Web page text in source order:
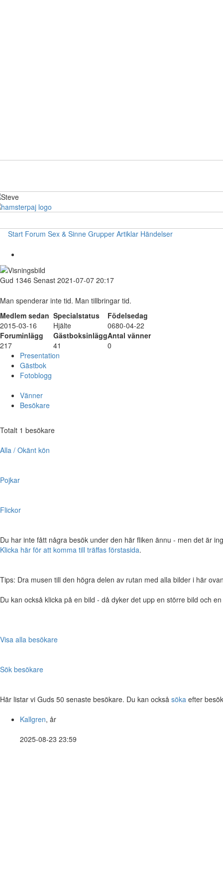
Start Forum Sex & Sinne Grupper Artiklar Händelser
Gud 1346 Senast 2021-07-07 20:17
Man spenderar inte tid. Man tillbringar tid.
Medlem sedan Specialstatus
Födelsedag
2015-03-16
Hjälte
0680-04-22
Foruminlägg
GästboksinläggAntal vänner
217
41
0
Presentation
Gästbok
Fotoblogg
Vänner
Besökare
Totalt 1 besökare
Alla / Okänt kön
Pojkar
Flickor
Du har inte fått några besök under den här fliken ännu - men det är
Klicka här för att komma till träffas förstasida.
Tips: Dra musen till den högra delen av rutan med alla bilder i här
Du kan också klicka på en bild - då dyker det upp en större bild och
Visa alla besökare
Sök besökare
Här listar vi Guds 50 senaste besökare. Du kan också söka efter
Kallgren, år
2025-08-23 23:59